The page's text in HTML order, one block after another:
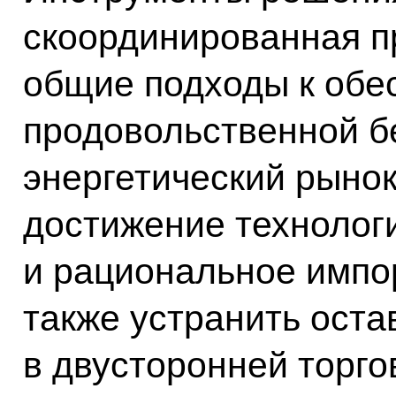
скоординированная
общие подходы к
продовольственной
энергетический
достижение
и рациональное
также устранить
в двусторонней